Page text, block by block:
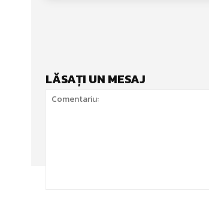
LĂSAȚI UN MESAJ